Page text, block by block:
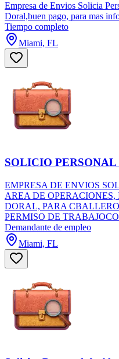
Empresa de Envios Solicia
Doral,buen pago, para mas
Tiempo completo
Miami, FL
SOLICIO
EMPRESA DE ENVIOS
AREA DE
DORAL, PARA
PERMISO DE
Demandante de empleo
Miami, FL